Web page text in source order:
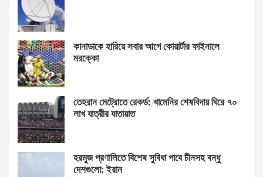
কানাডাকে হারিয়ে সবার আগে কোয়ার্টার ফাইনালে
মরক্কো
তেহরান মেট্রোতে রেকর্ড: খামেনির শেষবিদায় ঘিরে ৭০
লাখ যাত্রীর যাতায়াত
হরমুজ প্রণালিতে বিশেষ সুবিধা পাবে চীনসহ বন্ধু
দেশগুলো: ইরান